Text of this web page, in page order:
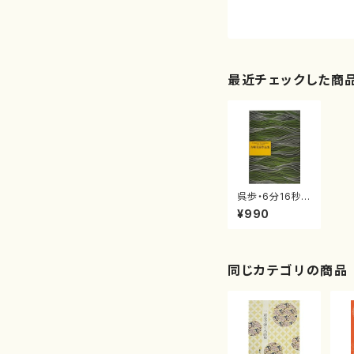
最近チェックした商
呉歩・6分16秒
のスケッチ（作
曲/吉崎克彦/楽
¥990
同じカテゴリの商品